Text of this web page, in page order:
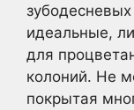
идеальные,
для
колоний. Не
покрытая